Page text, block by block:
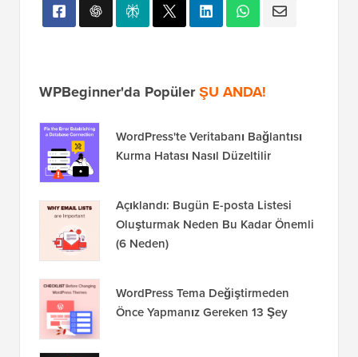
WPBeginner'da PopülerŞU ANDA!
WordPress'te Veritabanı Bağlantısı
Kurma Hatası Nasıl Düzeltilir
Açıklandı: Bugün E-posta Listesi
Oluşturmak Neden Bu Kadar Önemli
(6 Neden)
WordPress Tema Değiştirmeden
Önce Yapmanız Gereken 13 Şey